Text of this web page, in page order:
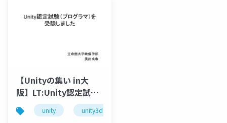
【Unityの集い in大
阪】LT:Unity認定試験
（プログラマ）を受験
しました
unity unity3d